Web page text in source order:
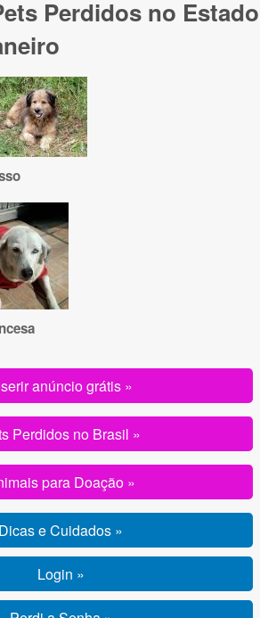
Perdidos no Estado
anúncio grátis »
Perdidos no Brasil »
para Doação »
Dicas e Cuidados »
Login »